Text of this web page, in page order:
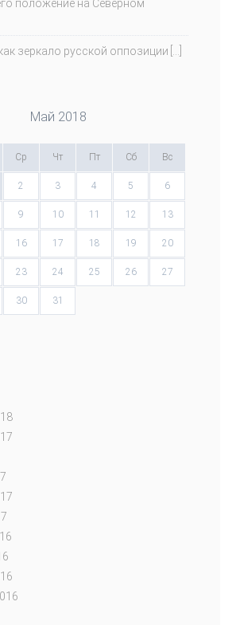
положение на Северном
зеркало русской оппозиции
Май 2018
Ср Чт Пт Сб Вс
2 3 4 5 6
9 10 11 12 13
16 17 18 19 20
23 24 25 26 27
30 31